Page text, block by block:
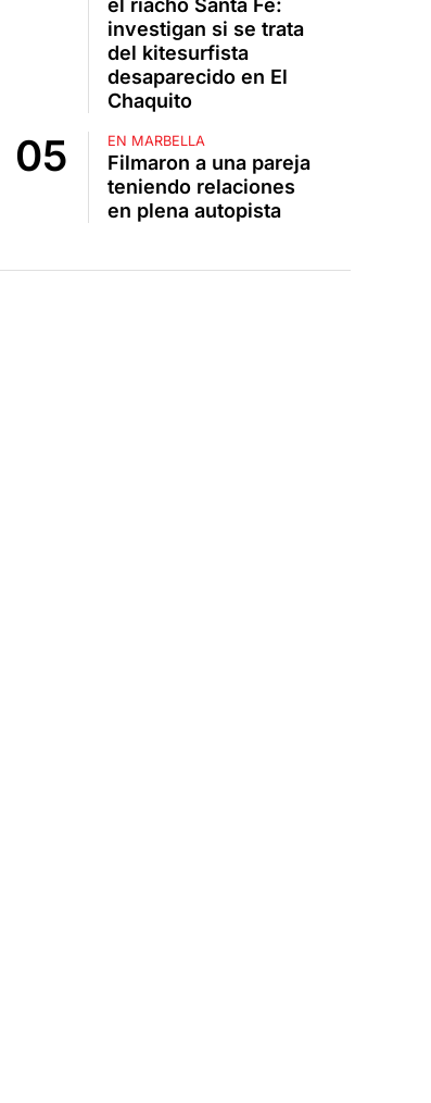
el riacho Santa Fe:
investigan si se trata
del kitesurfista
desaparecido en El
Chaquito
EN MARBELLA
Filmaron a una pareja
teniendo relaciones
en plena autopista